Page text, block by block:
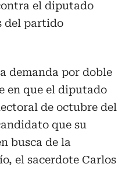
el diputado
del partido
demanda por doble
en que el diputado
de octubre del
que su
busca de la
el sacerdote Carlos